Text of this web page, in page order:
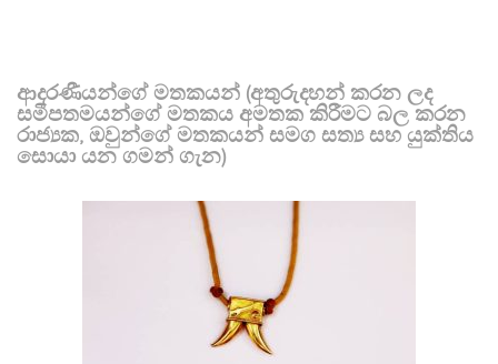
ආදරණීයන්ගේ මතකයන් (අතුරුදහන් කරන ලද
සමීපතමයන්ගේ මතකය අමතක කිරීමට බල කරන
රාජ්‍යක, ඔවුන්ගේ මතකයන් සමග සත්‍ය සහ යුක්තිය
සොයා යන ගමන් ගැන)